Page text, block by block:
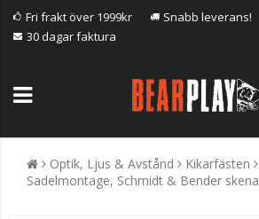
Fri frakt över 1999kr Snabb leverans!
30 dagar faktura
Optik, Ljus & Avstånd Kikarfästen
Sadelmontage, Schmidt & Bender skena